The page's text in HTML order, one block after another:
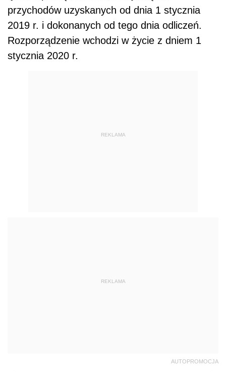
przychodów uzyskanych od dnia 1 stycznia
2019 r. i dokonanych od tego dnia odliczeń.
Rozporządzenie wchodzi w życie z dniem 1
stycznia 2020 r.
REKLAMA
REKLAMA
AUTOPROMOCJA